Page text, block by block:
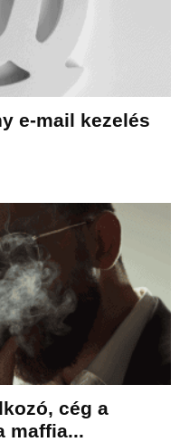
e-mail kezelés
cég a
maffia...